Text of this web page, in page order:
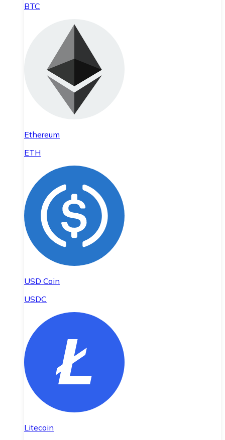
BTC
Ethereum
ETH
USD Coin
USDC
Litecoin